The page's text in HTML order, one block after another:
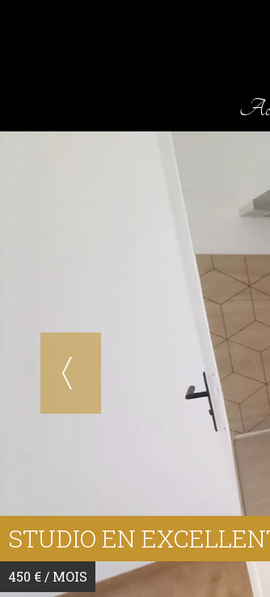
STUDIO EN
450 € / MOIS